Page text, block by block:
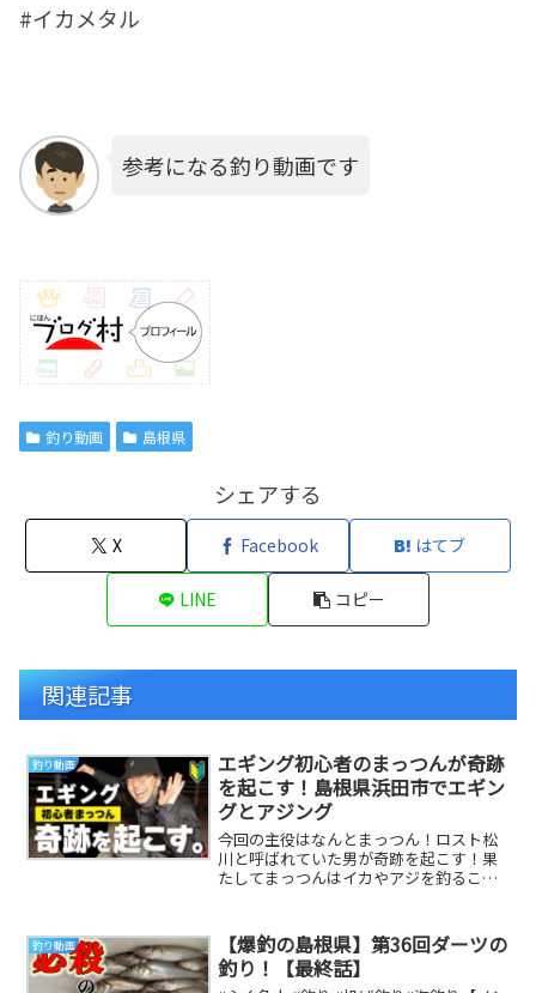
#イカメタル
参考になる釣り動画です
釣り動画 島根県
シェアする
X Facebook はてブ
LINE コピー
関連記事
釣り動画
エギング初心者のまっつんが奇跡
を起こす！島根県浜田市でエギン
グとアジング
今回の主役はなんとまっつん！ロスト松
川と呼ばれていた男が奇跡を起こす！果
たしてまっつんはイカやアジを釣ること
釣り動画
【爆釣の島根県】第36回ダーツの
釣り！【最終話】